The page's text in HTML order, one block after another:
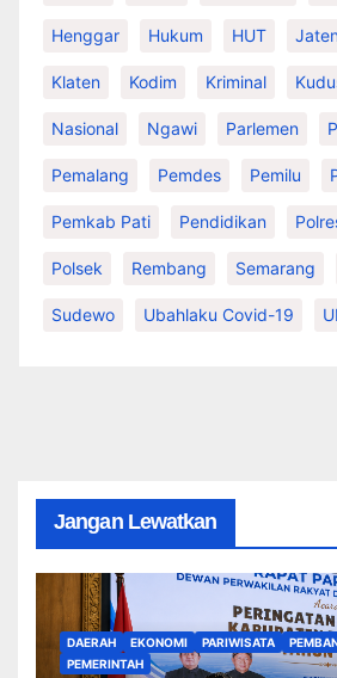
Henggar Hukum HUT
Klaten Kodim Kriminal
Nasional Ngawi Parlemen
Pemalang Pemdes Pemilu
Pemkab Pati Pendidikan
Polsek Rembang Semarang
Sudewo Ubahlaku Covid-19
Jangan Lewatkan
DAERAH EKONOMI PARIWISATA
PEMERINTAH